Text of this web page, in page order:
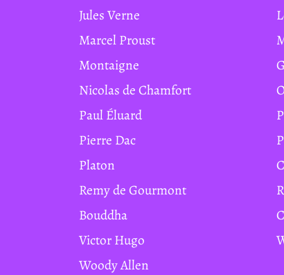
Jules Verne
Marcel Proust
Montaigne
Nicolas de Chamfort
Paul Éluard
Pierre Dac
Platon
Remy de Gourmont
Bouddha
Victor Hugo
Woody Allen